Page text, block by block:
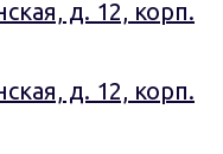
д. 12, корп.
д. 12, корп.